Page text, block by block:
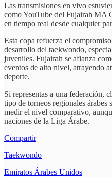
Las transmisiones en vivo
como YouTube del Fujairah MA
en tiempo real desde cualquier
Esta copa refuerza el
desarrollo del taekwondo,
juveniles. Fujairah se afianza
eventos de alto nivel, atrayendo
deporte.
Si representas a una federación,
tipo de torneos regionales árabes
medir el nivel comparativo,
naciones de la Liga Árabe.
Compartir
Taekwondo
Emiratos Árabes Unidos